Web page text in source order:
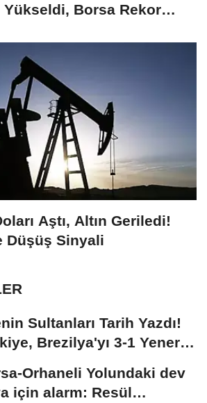
Yükseldi, Borsa Rekor
Aştı, Altın Geriledi!
Düşüş Sinyali
Sultanları Tarih Yazdı!
Brezilya'yı 3-1 Yenerek
Orhaneli Yolundaki dev
için alarm: Resül